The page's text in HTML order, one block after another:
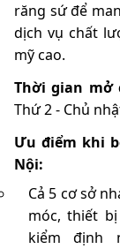
răng sứ để
dịch vụ chất
mỹ cao.
Thời gian mở
Thứ 2 - Chủ
Ưu điểm khi
Nội:
Cả 5 cơ sở
móc, thiết
kiểm định